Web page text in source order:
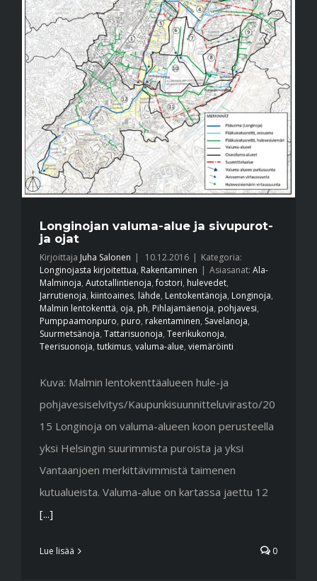
Longinojan valuma-alue ja sivupurot-
ja ojat
Kirjoittaja Juha Salonen | 10.12.2016 | Kategoria:
Longinojasta kirjoitettua, Rakentaminen | Asiasanat: Ala-
Malminoja, Autotallintienoja,fostori, hulevedet,
Jarrutienoja, kiintoaines, lähde, Lentokentänoja, Longinoja,
Malmin lentokenttä, oja, ph, Pihlajamäenoja, pohjavesi,
Pumppaamonpuro, puro, rakentaminen, Savelanoja,
Suurmetsänoja, Tattarisuonoja, Teerikukonoja,
Teerisuonoja, tutkimus, valuma-alue, viemäröinti
Kuva: Malmin lentokenttäalueen hule-ja
pohjavesiselvitys/Kaupunkisuunnitteluvirasto/20
15 Longinoja on valuma-alueen koon perusteella
yksi Helsingin suurimmista puroista ja yksi
Vantaanjoen merkittävimmistä taimenen
kutualueista. Valuma-alue on kartassa jaettu 12
[...]
Lue lisää 0